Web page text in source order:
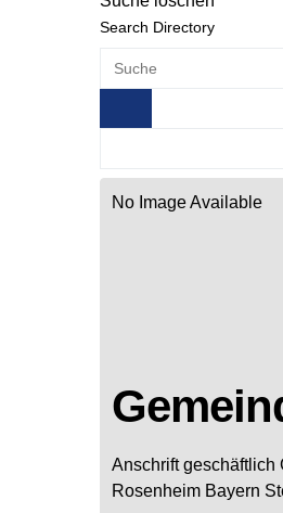
Search Directory
No Image Available
Anschrift geschäftlich
Rosenheim Bayern